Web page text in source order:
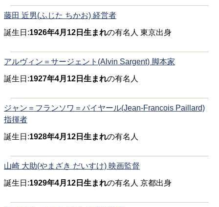
藤田 近男(ふじた ちかお) 経営者
誕生日:1926年4月12日生まれの有名人 東京出身
アルヴィン＝サージェント(Alvin Sargent) 脚本家
誕生日:1927年4月12日生まれの有名人
ジャン＝フランソワ＝パイヤール(Jean-Francois Paillard)
指揮者
誕生日:1928年4月12日生まれの有名人
山崎 大助(やまざき だいすけ) 映画監督
誕生日:1929年4月12日生まれの有名人 京都出身